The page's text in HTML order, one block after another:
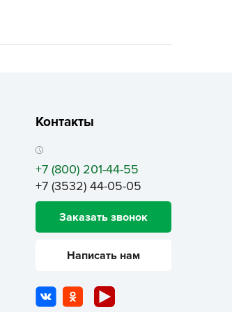
Контакты
+7 (800) 201-44-55
+7 (3532) 44-05-05
Заказать звонок
Написать нам